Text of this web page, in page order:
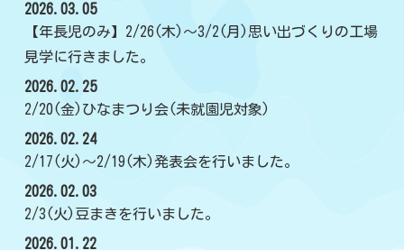
2026.03.05
【年長児のみ】2/26(木)～3/2(月)思い出づくりの工場
見学に行きました。
2026.02.25
2/20(金)ひなまつり会(未就園児対象)
2026.02.24
2/17(火)～2/19(木)発表会を行いました。
2026.02.03
2/3(火)豆まきを行いました。
2026.01.22